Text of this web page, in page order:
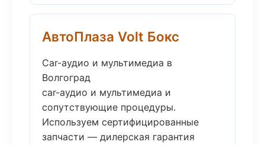
АвтоПлаза Volt Бокс
Car-аудио и мультимедиа в
Волгоград
car-аудио и мультимедиа и
сопутствующие процедуры.
Используем сертифицированные
запчасти — дилерская гарантия